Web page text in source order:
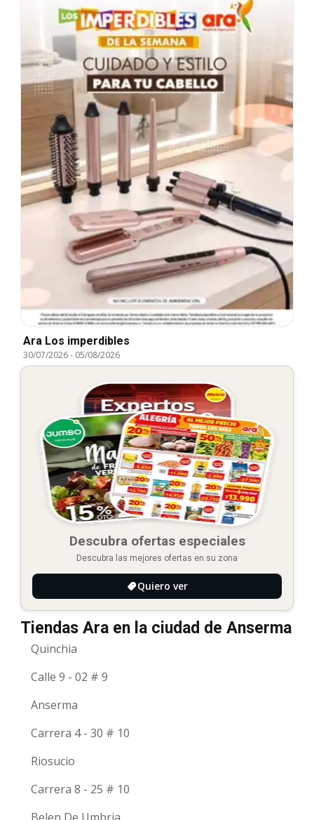
Ara Los imperdibles
30/07/2026- 05/08/2026
Descubra ofertas especiales
Descubra las mejores ofertas en su zona
Quiero ver
Tiendas Ara en la ciudad de Anserma
Quinchia
Calle 9 - 02 # 9
Anserma
Carrera 4 - 30 # 10
Riosucio
Carrera 8 - 25 # 10